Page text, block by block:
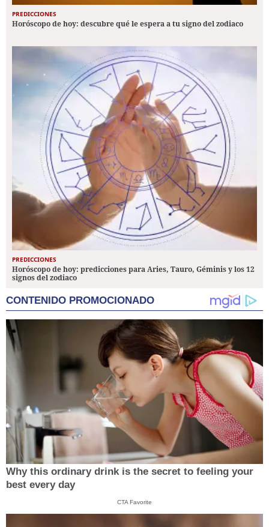
PREDICCIONES
Horóscopo de hoy: descubre qué le espera a tu signo del zodiaco
PREDICCIONES
Horóscopo de hoy: predicciones para Aries, Tauro, Géminis y los 12
signos del zodiaco
CONTENIDO PROMOCIONADO
Why this ordinary drink is the secret to feeling your
best every day
CTA Favorite